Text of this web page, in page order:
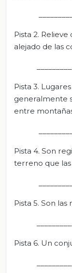
Pista 2.
alejado de las
Pista 3.
generalmente
entre
Pista 4. Son
terreno que
Pista 5. Son
Pista 6. Un